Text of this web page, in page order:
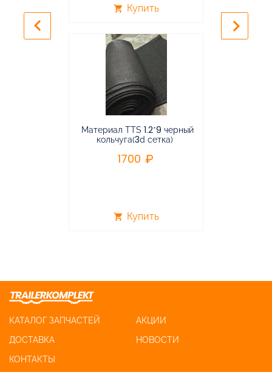
shopping_cart Купить
Материал TTS 1.2*9 черный
кольчуга(3d сетка)
1700
shopping_cart Купить
keyboard_arrow_left keyboard_arrow_right
КАТАЛОГ ЗАПЧАСТЕЙ
АКЦИИ
ДОСТАВКА
НОВОСТИ
КОНТАКТЫ